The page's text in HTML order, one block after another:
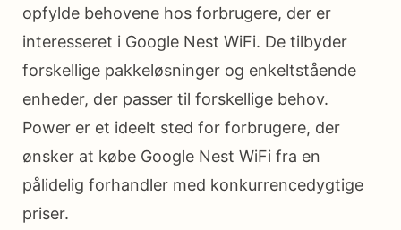
opfylde behovene hos forbrugere, der er
interesseret i Google Nest WiFi. De tilbyder
forskellige pakkeløsninger og enkeltstående
enheder, der passer til forskellige behov.
Power er et ideelt sted for forbrugere, der
ønsker at købe Google Nest WiFi fra en
pålidelig forhandler med konkurrencedygtige
priser.